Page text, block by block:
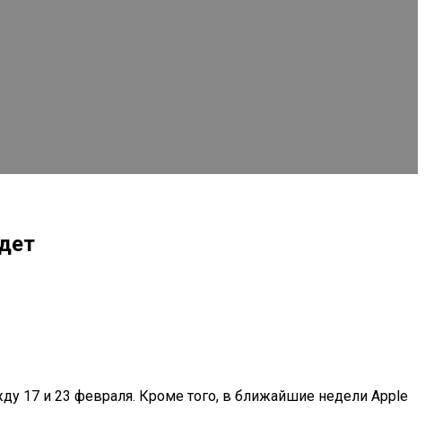
17 и 23 февраля. Кроме того, в ближайшие недели Apple